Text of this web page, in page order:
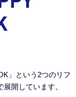
」という2つのリフ
開しています。